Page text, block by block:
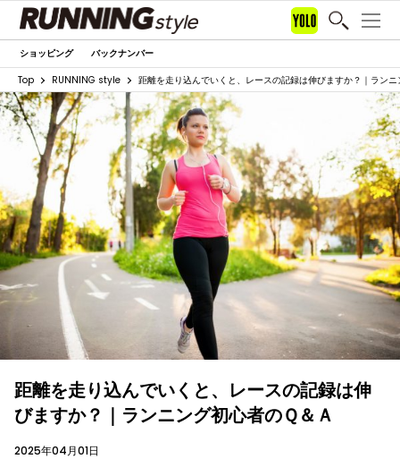
ショッピング バックナンバー
Top RUNNING style 距離を走り込んでいくと、レースの記録は伸びますか？｜ラン
距離を走り込んでいくと、レースの記録は伸
びますか？｜ランニング初心者のＱ＆Ａ
2025年04月01日